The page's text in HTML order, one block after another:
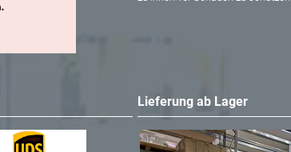
Lieferung ab Lager